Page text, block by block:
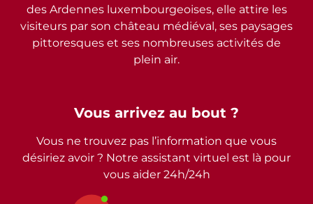
Vous arrivez au bout ?
Vous ne trouvez pas l’information que vous
désiriez avoir ? Notre assistant virtuel est là pour
vous aider 24h/24h
des Ardennes luxembourgeoises, elle attire les
visiteurs par son château médiéval, ses paysages
pittoresques et ses nombreuses activités de
plein air.